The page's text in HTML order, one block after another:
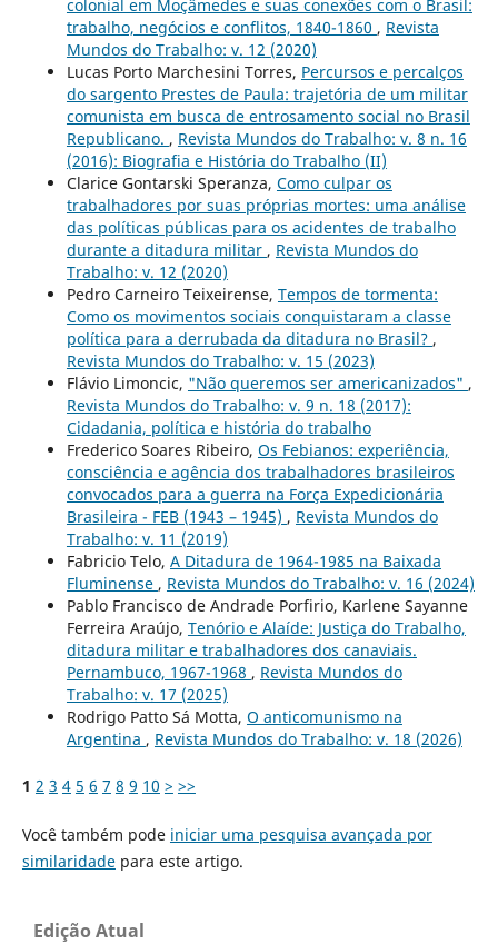
colonial em Moçâmedes e suas conexões com o Brasil:
trabalho, negócios e conflitos, 1840-1860 , Revista
Mundos do Trabalho: v. 12 (2020)
Lucas Porto Marchesini Torres, Percursos e percalços
do sargento Prestes de Paula: trajetória de um militar
comunista em busca de entrosamento social no Brasil
Republicano. , Revista Mundos do Trabalho: v. 8 n. 16
(2016): Biografia e História do Trabalho (II)
Clarice Gontarski Speranza, Como culpar os
trabalhadores por suas próprias mortes: uma análise
das políticas públicas para os acidentes de trabalho
durante a ditadura militar , Revista Mundos do
Trabalho: v. 12 (2020)
Pedro Carneiro Teixeirense, Tempos de tormenta:
Como os movimentos sociais conquistaram a classe
política para a derrubada da ditadura no Brasil? ,
Revista Mundos do Trabalho: v. 15 (2023)
Flávio Limoncic, "Não queremos ser americanizados" ,
Revista Mundos do Trabalho: v. 9 n. 18 (2017):
Cidadania, política e história do trabalho
Frederico Soares Ribeiro, Os Febianos: experiência,
consciência e agência dos trabalhadores brasileiros
convocados para a guerra na Força Expedicionária
Brasileira - FEB (1943 – 1945) , Revista Mundos do
Trabalho: v. 11 (2019)
Fabricio Telo, A Ditadura de 1964-1985 na Baixada
Fluminense , Revista Mundos do Trabalho: v. 16 (2024)
Pablo Francisco de Andrade Porfirio, Karlene Sayanne
Ferreira Araújo, Tenório e Alaíde: Justiça do Trabalho,
ditadura militar e trabalhadores dos canaviais.
Pernambuco, 1967-1968 , Revista Mundos do
Trabalho: v. 17 (2025)
Rodrigo Patto Sá Motta, O anticomunismo na
Argentina , Revista Mundos do Trabalho: v. 18 (2026)
1 2 3 4 5 6 7 8 9 10 > >>
Você também pode iniciar uma pesquisa avançada por
similaridadepara este artigo.
Edição Atual